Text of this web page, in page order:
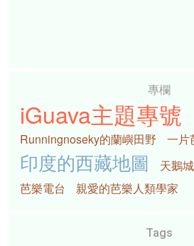
專欄
iGuava主題專號
Runningnoseky的蘭嶼田野 一片
印度的西藏地圖 天鵝城
芭樂電台
親愛的芭樂人類學家
Tags